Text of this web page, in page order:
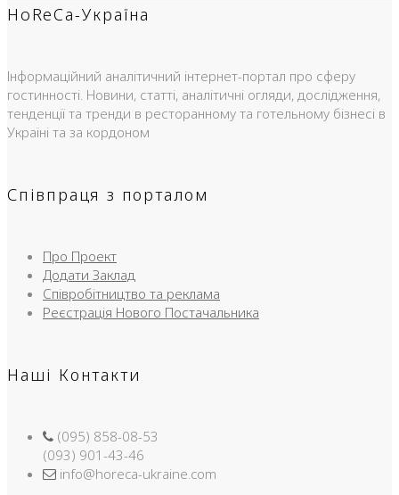
HoReCa-Україна
Інформаційний аналітичний інтернет-портал про сферу
гостинності. Новини, статті, аналітичні огляди, дослідження,
тенденції та тренди в ресторанному та готельному бізнесі в
Україні та за кордоном
Співпраця з порталом
Про Проект
Додати Заклад
Співробітництво та реклама
Реєстрація Нового Постачальника
Наші Контакти
(095) 858-08-53
(093) 901-43-46
info@horeca-ukraine.com